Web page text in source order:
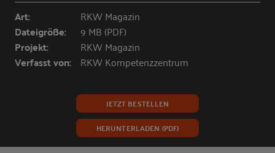
Art: RKW Magazin
Dateigröße: 9 MB (PDF)
Projekt: RKW Magazin
Verfasst von: RKW Kompetenzzentrum
JETZT BESTELLEN
HERUNTERLADEN (PDF)